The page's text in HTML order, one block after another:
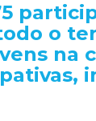
o
na